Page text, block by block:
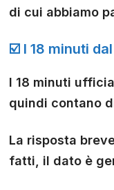
di cui abbiamo
☑️ I 18 minuti
I 18 minuti
quindi contano
La risposta
fatti, il dato è